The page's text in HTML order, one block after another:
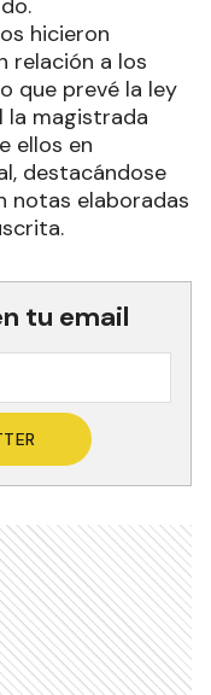
hicieron
relación a los
que prevé la ley
la magistrada
ellos en
destacándose
notas elaboradas
tu email